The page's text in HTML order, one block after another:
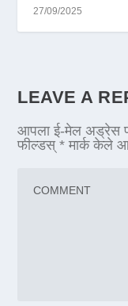
27/09/2025
LEAVE A
आपला ई-मेल अड्रेस
फील्डस्* मार्क केले